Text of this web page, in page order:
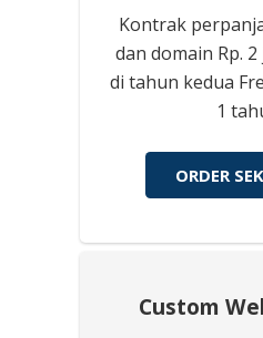
Kontrak
dan domain Rp.
di tahun kedua
1
ORDER
Custom